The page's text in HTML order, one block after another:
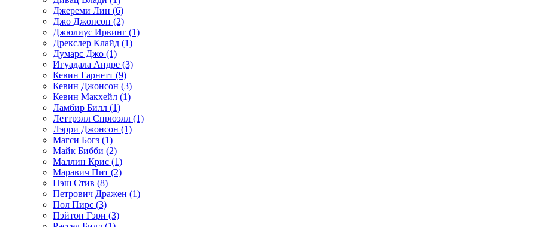
Джереми Лин (6)
Джо Джонсон (2)
Джюлиус Ирвинг (1)
Дрекслер Клайд (1)
Думарс Джо (1)
Игуадала Андре (3)
Кевин Гарнетт (9)
Кевин Джонсон (3)
Кевин Макхейл (1)
Ламбир Билл (1)
Леттрэлл Спрюэлл (1)
Лэрри Джонсон (1)
Магси Богз (1)
Майк Бибби (2)
Маллин Крис (1)
Маравич Пит (2)
Нэш Стив (8)
Петрович Дражен (1)
Пол Пирс (3)
Пэйтон Гэри (3)